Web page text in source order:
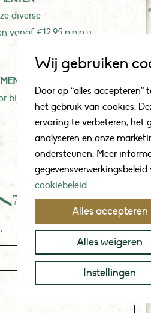
diverse
vanaf €12,95 p.p.p.u
bij de borrel? Informeer
Wij gebruiken
Door op “alles
het gebruik van cookies.
ervaring te verbeteren, het
analyseren en onze
ondersteunen. Meer
cookiebeleid.
Alles accepteren
Alles weigeren
Instellingen